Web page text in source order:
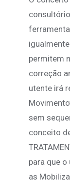
permitem
correção
utente irá
sem
conceito
para que
as